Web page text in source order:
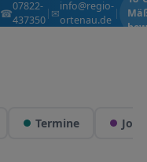
☎07822-
437350
| ✉info@regio-
ortenau.de
|
Termine Jobs